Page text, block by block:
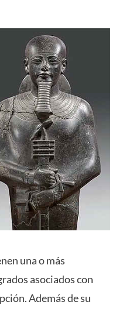
una o más
asociados con
Además de su